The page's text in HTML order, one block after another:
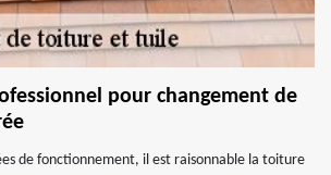
pour changement de
de fonctionnement, il est raisonnable la toiture